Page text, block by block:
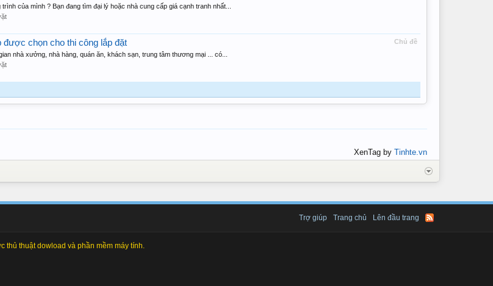
của mình ? Bạn đang tìm đại lý hoặc nhà cung cấp giá cạnh tranh nhất...
Chủ đề
được chọn cho thi công lắp đặt
nhà xưởng, nhà hàng, quán ăn, khách sạn, trung tâm thương mại ... có...
XenTag by Tinhte.vn
Trợ giúp Trang chủ Lên đầu trang
thủ thuật dowload và phần mềm máy tính.